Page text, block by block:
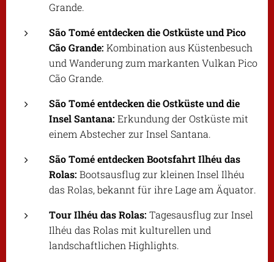
Grande.
São Tomé entdecken die Ostküste und Pico
Cão Grande: Kombination aus Küstenbesuch
und Wanderung zum markanten Vulkan Pico
Cão Grande.
São Tomé entdecken die Ostküste und die
Insel Santana: Erkundung der Ostküste mit
einem Abstecher zur Insel Santana.
São Tomé entdecken Bootsfahrt Ilhéu das
Rolas: Bootsausflug zur kleinen Insel Ilhéu
das Rolas, bekannt für ihre Lage am Äquator.
Tour Ilhéu das Rolas: Tagesausflug zur Insel
Ilhéu das Rolas mit kulturellen und
landschaftlichen Highlights.